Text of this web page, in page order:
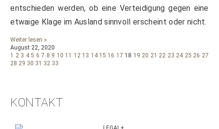
entschieden werden, ob eine Verteidigung gegen eine
etwaige Klage im Ausland sinnvoll erscheint oder nicht.
Weiter lesen »
August 22, 2020
1 2 3 4 5 6 7 8 9 10 11 12 13 14 15 16 17 18 19 20 21 22 23 24 25 26 27
28 29 30 31 32 33
KONTAKT